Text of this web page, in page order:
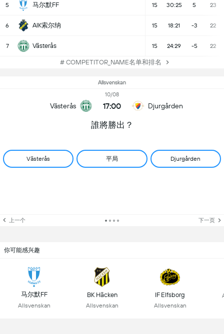
5 马尔默FF 15 30:25 5 23
6 AIK索尔纳 15 18:21 -3 22
7 Västerås 15 24:29 -5 22
# COMPETITOR_NAME名单和排名
Allsvenskan
Västerås
10/08
17:00 Djurgården
誰將勝出？
Västerås 平局 Djurgården
上一个 下一页
你可能感兴趣
马尔默FF
Allsvenskan
BK Häcken
Allsvenskan
IF Elfsborg
Allsvenskan